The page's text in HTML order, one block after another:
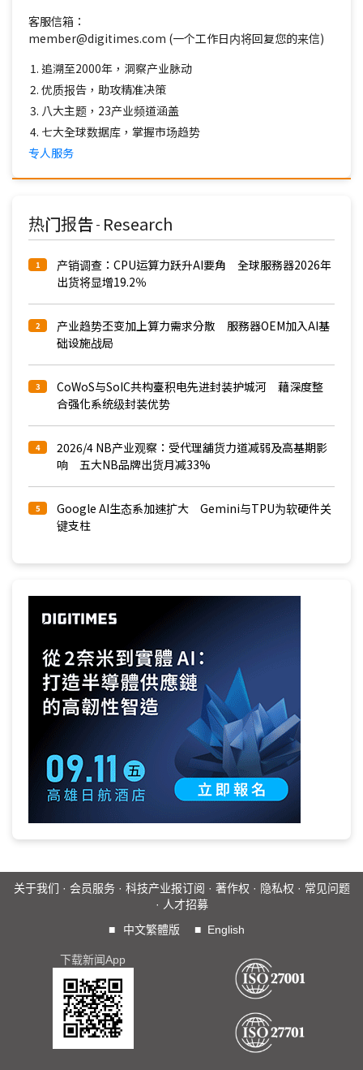
客服信箱：
member@digitimes.com (一个工作日内将回复您的来信)
追溯至2000年，洞察产业脉动
优质报告，助攻精准决策
八大主题，23产业频道涵盖
七大全球数据库，掌握市场趋势
专人服务
热门报告 - Research
1
产销调查：CPU运算力跃升AI要角 全球服務器2026年
出货将显增19.2％
2
产业趋势丕变加上算力需求分散 服務器OEM加入AI基
础设施战局
3
CoWoS与SoIC共构臺积电先进封装护城河 藉深度整
合强化系统级封装优势
4
2026/4 NB产业观察：受代理舖货力道减弱及高基期影
响 五大NB品牌出货月减33%
5
Google AI生态系加速扩大 Gemini与TPU为软硬件关
键支柱
关于我们 · 会员服务· 科技产业报订阅 · 著作权 · 隐私权 · 常见问题
· 人才招募
■
中文繁體版 ■ English
下载新闻App